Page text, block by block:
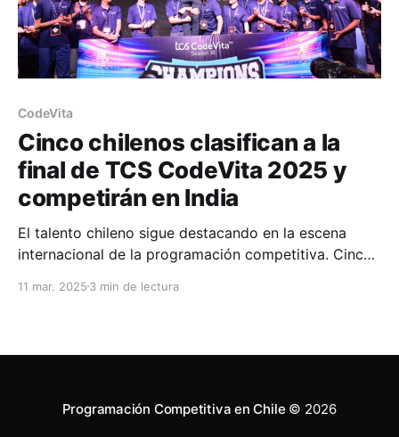
CodeVita
Cinco chilenos clasifican a la
final de TCS CodeVita 2025 y
competirán en India
El talento chileno sigue destacando en la escena
internacional de la programación competitiva. Cinco
gran final de TCS CodeVita, la competencia de
(TCS). En la ronda 2, realizada el
11 mar. 2025 3 min de lectura
Programación Competitiva en Chile © 2026